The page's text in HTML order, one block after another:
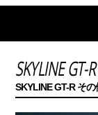
SKYLINE GT-
SKYLINE GT-R そ